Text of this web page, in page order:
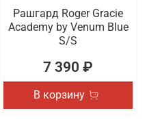
Рашгард Roger Gracie
Academy by Venum Blue
S/S
7 390 ₽
В корзину